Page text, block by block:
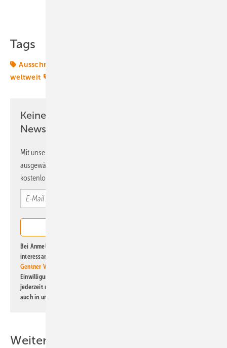
Tags
Ausschreibungen
weltweit
Keine Zeit? Kein Problem mit dem ERE
Newsletter!
Mit unserem Newsletter erhalten Sie regelmäßig von uns
ausgewählte Informationen und Neuigkeiten, gebündelt und
kostenlos direkt ins Postfach.
Bei Anmeldung zu diesem Newsletter bin ich damit einverstanden, über
interessante Verlags- und Online-Angebote
Gentner Verlag GmbH & Co. KG
Einwilligung kann ich jederzeit widerrufen und eine Abmeldung ist
jederzeit möglich. Informationen zum Umgang mit Daten finden Sie
auch in unserer
Weitere Inhalte